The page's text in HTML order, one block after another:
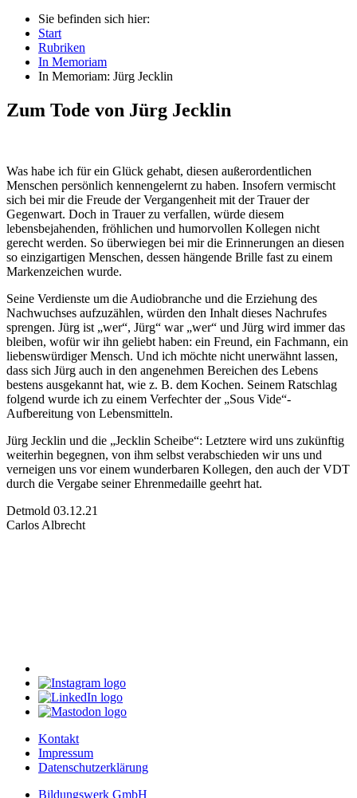
Sie befinden sich hier:
Start
Rubriken
In Memoriam
In Memoriam: Jürg Jecklin
Zum Tode von Jürg Jecklin
Was habe ich für ein Glück gehabt, diesen außerordentlichen
Menschen persönlich kennengelernt zu haben. Insofern vermischt
sich bei mir die Freude der Vergangenheit mit der Trauer der
Gegenwart. Doch in Trauer zu verfallen, würde diesem
lebensbejahenden, fröhlichen und humorvollen Kollegen nicht
gerecht werden. So überwiegen bei mir die Erinnerungen an diesen
so einzigartigen Menschen, dessen hängende Brille fast zu einem
Markenzeichen wurde.
Seine Verdienste um die Audiobranche und die Erziehung des
Nachwuchses aufzuzählen, würden den Inhalt dieses Nachrufes
sprengen. Jürg ist „wer“, Jürg“ war „wer“ und Jürg wird immer das
bleiben, wofür wir ihn geliebt haben: ein Freund, ein Fachmann, ein
liebenswürdiger Mensch. Und ich möchte nicht unerwähnt lassen,
dass sich Jürg auch in den angenehmen Bereichen des Lebens
bestens ausgekannt hat, wie z. B. dem Kochen. Seinem Ratschlag
folgend wurde ich zu einem Verfechter der „Sous Vide“-
Aufbereitung von Lebensmitteln.
Jürg Jecklin und die „Jecklin Scheibe“: Letztere wird uns zukünftig
weiterhin begegnen, von ihm selbst verabschieden wir uns und
verneigen uns vor einem wunderbaren Kollegen, den auch der VDT
durch die Vergabe seiner Ehrenmedaille geehrt hat.
Detmold 03.12.21
Carlos Albrecht
Kontakt
Impressum
Datenschutzerklärung
Bildungswerk GmbH